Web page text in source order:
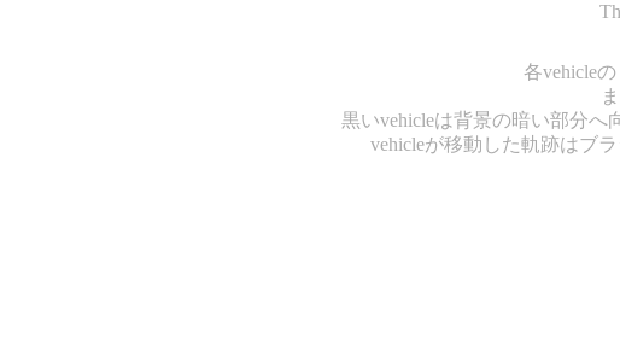
各vehicle
黒いvehicleは背景の暗い部分へ
vehicleが移動した軌跡はブ